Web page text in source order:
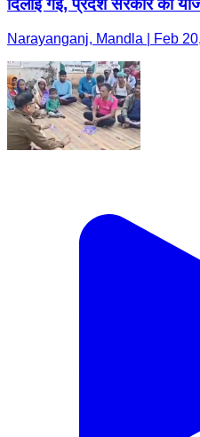
दिलाई गई, प्रदेश सरकार की
Narayanganj, Mandla | Feb